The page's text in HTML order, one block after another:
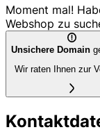
Moment mal!
Webshop zu
Unsichere Domain
Wir raten Ihnen zur